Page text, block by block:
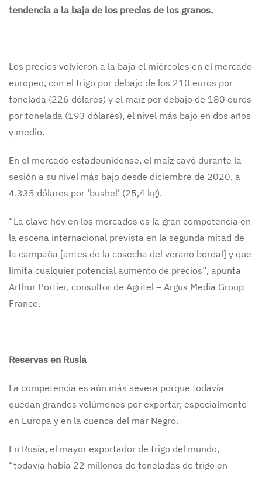
tendencia a la baja de los precios de los granos.
Los precios volvieron a la baja el miércoles en el mercado
europeo, con el trigo por debajo de los 210 euros por
tonelada (226 dólares) y el maíz por debajo de 180 euros
por tonelada (193 dólares), el nivel más bajo en dos años
y medio.
En el mercado estadounidense, el maíz cayó durante la
sesión a su nivel más bajo desde diciembre de 2020, a
4.335 dólares por ‘bushel’ (25,4 kg).
“La clave hoy en los mercados es la gran competencia en
la escena internacional prevista en la segunda mitad de
la campaña [antes de la cosecha del verano boreal] y que
limita cualquier potencial aumento de precios”, apunta
Arthur Portier, consultor de Agritel – Argus Media Group
France.
Reservas en Rusia
La competencia es aún más severa porque todavía
quedan grandes volúmenes por exportar, especialmente
en Europa y en la cuenca del mar Negro.
En Rusia, el mayor exportador de trigo del mundo,
“todavía había 22 millones de toneladas de trigo en